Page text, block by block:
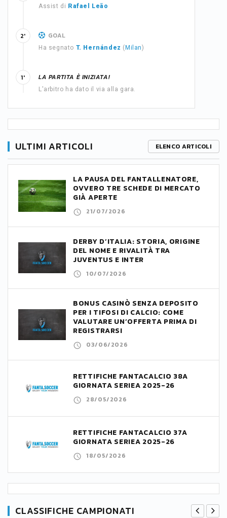
Assist di Rafael Leão
GOAL
Ha segnato T. Hernández ( Milan)
2'
LA PARTITA È INIZIATA!
L'arbitro ha dato il via alla gara.
1'
ULTIMI ARTICOLI ELENCO ARTICOLI
LA PAUSA DEL FANTALLENATORE,
OVVERO TRE SCHEDE DI MERCATO
GIÀ APERTE
21/07/2026
DERBY D’ITALIA: STORIA, ORIGINE
DEL NOME E RIVALITÀ TRA
JUVENTUS E INTER
10/07/2026
BONUS CASINÒ SENZA DEPOSITO
PER I TIFOSI DI CALCIO: COME
VALUTARE UN’OFFERTA PRIMA DI
REGISTRARSI
03/06/2026
RETTIFICHE FANTACALCIO 38A
GIORNATA SERIEA 2025-26
28/05/2026
RETTIFICHE FANTACALCIO 37A
GIORNATA SERIEA 2025-26
18/05/2026
CLASSIFICHE CAMPIONATI